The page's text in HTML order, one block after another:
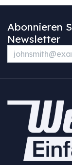
Abonnieren
Newsletter